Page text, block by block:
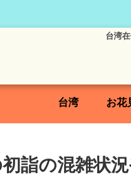
台湾
台湾 お花
詣の混雑状